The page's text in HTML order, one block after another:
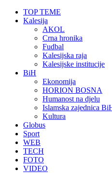
TOP TEME
Kalesija
AKOL
Crna hronika
Fudbal
Kalesijska raja
Kalesijske institucije
BiH
Ekonomija
HORION BOSNA
Humanost na djelu
Islamska zajednica
Kultura
Globus
Sport
WEB
TECH
FOTO
VIDEO